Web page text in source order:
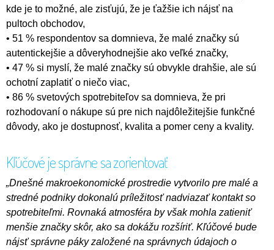
kde je to možné, ale zisťujú, že je ťažšie ich nájsť na
pultoch obchodov,
• 51 % respondentov sa domnieva, že malé značky sú
autentickejšie a dôveryhodnejšie ako veľké značky,
• 47 % si myslí, že malé značky sú obvykle drahšie, ale sú
ochotní zaplatiť o niečo viac,
• 86 % svetových spotrebiteľov sa domnieva, že pri
rozhodovaní o nákupe sú pre nich najdôležitejšie funkčné
dôvody, ako je dostupnosť, kvalita a pomer ceny a kvality.
Kľúčové je správne sa zorientovať
„Dnešné makroekonomické prostredie vytvorilo pre malé a
stredné podniky dokonalú príležitosť nadviazať kontakt so
spotrebiteľmi. Rovnaká atmosféra by však mohla zatieniť
menšie značky skôr, ako sa dokážu rozšíriť. Kľúčové bude
nájsť správne páky založené na správnych údajoch o